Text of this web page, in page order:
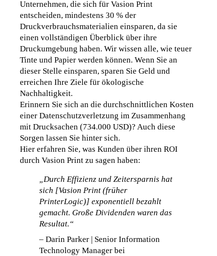
Unternehmen, die sich für Vasion Print
entscheiden, mindestens 30 % der
Druckverbrauchsmaterialien einsparen, da sie
einen vollständigen Überblick über ihre
Druckumgebung haben. Wir wissen alle, wie teuer
Tinte und Papier werden können. Wenn Sie an
dieser Stelle einsparen, sparen Sie Geld und
erreichen Ihre Ziele für ökologische
Nachhaltigkeit.
Erinnern Sie sich an die durchschnittlichen Kosten
einer Datenschutzverletzung im Zusammenhang
mit Drucksachen (734.000 USD)? Auch diese
Sorgen lassen Sie hinter sich.
Hier erfahren Sie, was Kunden über ihren ROI
durch Vasion Print zu sagen haben:
„Durch Effizienz und Zeitersparnis hat
sich [Vasion Print (früher
PrinterLogic)] exponentiell bezahlt
gemacht. Große Dividenden waren das
Resultat.“
– Darin Parker | Senior Information
Technology Manager bei